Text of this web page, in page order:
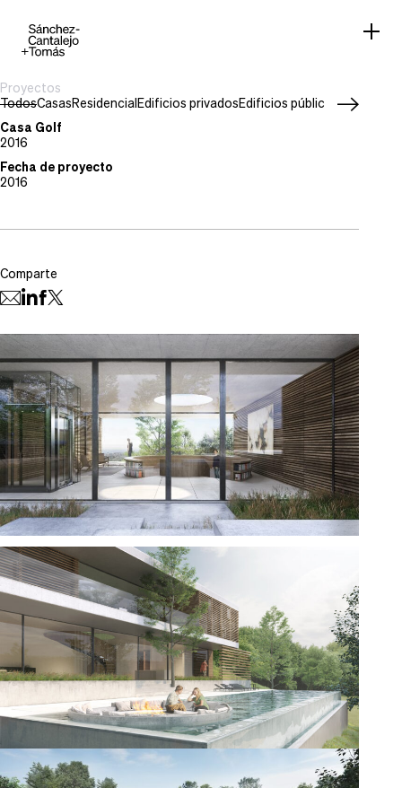
Proyectos
TodosCasas Residencial Edificios privados Edificios públicosWork in
Casa Golf
2016
Tipo de proyecto
Casas
Situación
Fecha de proyecto
2016
Comparte